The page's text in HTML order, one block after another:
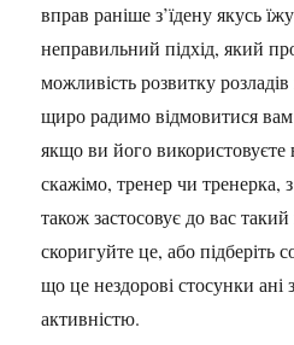
вправ раніше з’їдену якусь
неправильний підхід, який
можливість розвитку
щиро радимо відмовитися вам
якщо ви його
скажімо, тренер чи тренерка,
також застосовує до вас такий
скоригуйте це, або підберіть
що це нездорові стосунки ані
активністю.